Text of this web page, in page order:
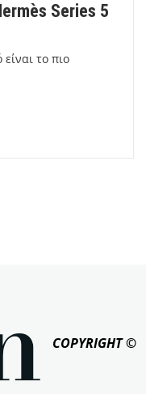
Series 5
το πιο
COPYRIGHT ©